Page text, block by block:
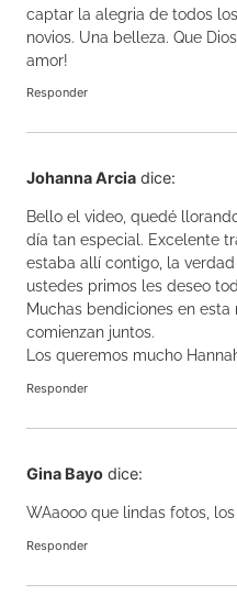
captar la alegria de todos
novios. Una belleza. Que
amor!
Responder
Johanna Arcia dice:
Bello el video, quedé
día tan especial. Excelente
estaba allí contigo, la
ustedes primos les deseo
Muchas bendiciones en
comienzan juntos.
Los queremos mucho
Responder
Gina Bayo dice:
WAaooo que lindas fotos,
Responder